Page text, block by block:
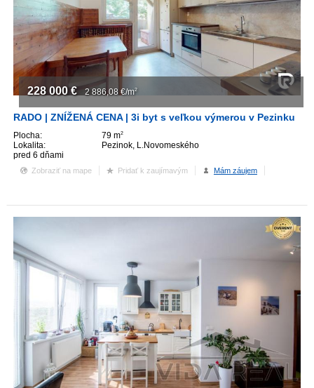
RADO | ZNÍŽENÁ CENA | 3i byt s veľkou výmerou v Pezinku
Plocha: 79 m2
Lokalita:
Pezinok, L.Novomeského
pred 6 dňami
228 000 € 2 886,08 €/m2
Zobraziť na mape Pridať k zaujímavým Mám záujem